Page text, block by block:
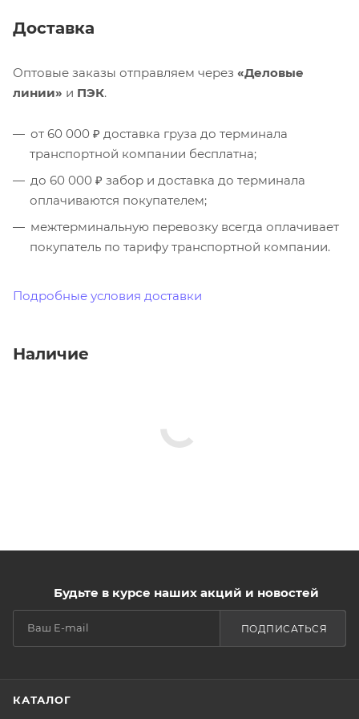
Доставка
Оптовые заказы отправляем через «Деловые
линии» и ПЭК.
от 60 000 ₽ доставка груза до терминала
транспортной компании бесплатна;
до 60 000 ₽ забор и доставка до терминала
оплачиваются покупателем;
межтерминальную перевозку всегда оплачивает
покупатель по тарифу транспортной компании.
Подробные условия доставки
Наличие
Будьте в курсе наших акций и новостей
ПОДПИСАТЬСЯ
КАТАЛОГ